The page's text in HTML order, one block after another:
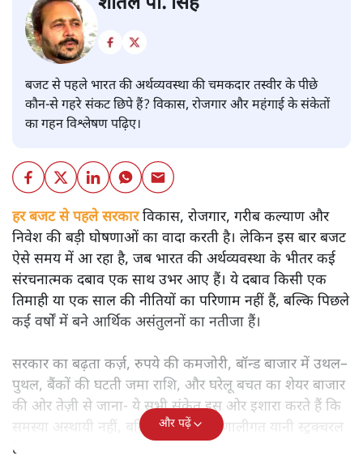
बजट से पहले भारत की अर्थव्यवस्था की चमकदार तस्वीर के पीछे
कौन-से गहरे संकट छिपे हैं? विकास, रोजगार और महंगाई के संकेतों
का गहन विश्लेषण पढ़िए।
हर बजट से पहले सरकारविकास, रोजगार, गरीब कल्याण और
निवेश की बड़ी घोषणाओं का वादा करती है। लेकिन इस बार बजट
ऐसे समय में आ रहा है, जब भारत की अर्थव्यवस्था के भीतर कई
संरचनात्मक दबाव एक साथ उभर आए हैं। ये दबाव किसी एक
तिमाही या एक साल की नीतियों का परिणाम नहीं हैं, बल्कि पिछले
कई वर्षों में बने आर्थिक असंतुलनों का नतीजा हैं।
सरकार का बढ़ता कर्ज़, रुपये की कमजोरी, बॉन्ड बाजार में उथल–
पुथल, बैंकों की घटती जमा राशि, और घरेलू बचत का शेयर बाजार
की ओर तेज़ी से जाना- ये सभी संकेत इस ओर इशारा करते हैं कि
समस्या अस्थायी नहीं, बल्कि गहरी और प्रणालीगत यानी स्ट्रक्चरल
है।
और पढ़ें